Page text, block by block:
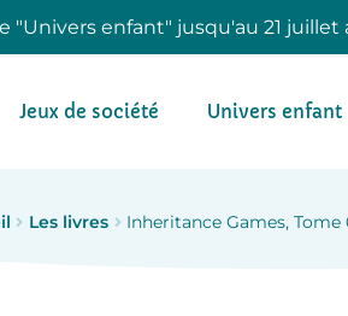
"Univers enfant" jusqu'au 21 juillet
Jeux de société Univers enfant
Les livres Inheritance Games, Tome